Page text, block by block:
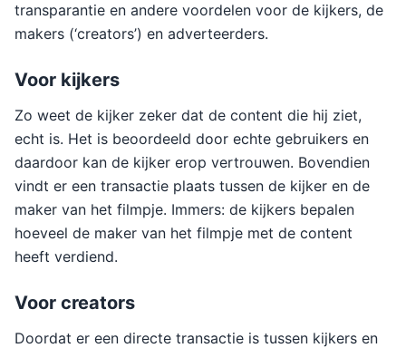
transparantie en andere voordelen voor de kijkers, de
makers (‘creators’) en adverteerders.
Voor kijkers
Zo weet de kijker zeker dat de content die hij ziet,
echt is. Het is beoordeeld door echte gebruikers en
daardoor kan de kijker erop vertrouwen. Bovendien
vindt er een transactie plaats tussen de kijker en de
maker van het filmpje. Immers: de kijkers bepalen
hoeveel de maker van het filmpje met de content
heeft verdiend.
Voor creators
Doordat er een directe transactie is tussen kijkers en